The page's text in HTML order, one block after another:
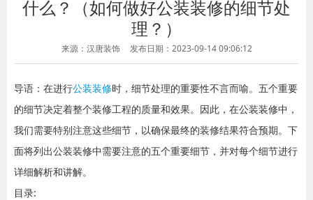
什么？（如何做好公装装修的细节处
理？）
来源：汉唐装饰 发布日期：2023-09-14 09:06:12
导语：在进行公装装修时，细节处理的重要性不言而喻。五个重要
的细节决定着整个装修工程的质量和效果。因此，在公装装修中，
我们需要特别注意这些细节，以确保最终的装修结果符合预期。下
面将列出公装装修中需要注意的五个重要细节，并对每个细节进行
详细解析和讲解。
目录: